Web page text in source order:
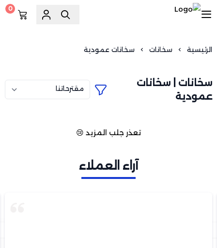
0
الرئيسية سخانات سخانات عمودية
سخانات | سخانات
عمودية
تعذر جلب المزيد 😢
آراء العملاء